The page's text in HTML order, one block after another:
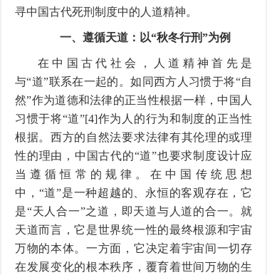
寻中国古代死刑制度中的人道精神。
一、遵循天道：以“秋冬行刑”为例
在中国古代社会，人道精神首先是
与“道”联系在一起的。如同西方人习惯于将“自
然”作为道德和法律的正当性根据一样，中国人
习惯于将“道”[4]作为人的行为和制度的正当性
根据。西方的自然法要求法律有其伦理的或理
性的理由，中国古代的“道”也要求制度设计应
当遵循恒常的规律。在中国传统思想
中，“道”是一种超越的、永恒的客观存在，它
是“天人合一”之道，即天道与人道的合一。就
天道而言，它是世界统一性的最终根源和宇宙
万物的本体。一方面，它决定着宇宙间一切存
在发展变化的根本秩序，覆育着世间万物的生